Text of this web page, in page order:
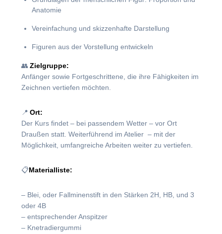
Anatomie
Vereinfachung und skizzenhafte Darstellung
Figuren aus der Vorstellung entwickeln
👥 Zielgruppe:
Anfänger sowie Fortgeschrittene, die ihre Fähigkeiten im
Zeichnen vertiefen möchten.
📍 Ort:
Der Kurs findet – bei passendem Wetter – vor Ort
Draußen statt. Weiterführend im Atelier – mit der
Möglichkeit, umfangreiche Arbeiten weiter zu vertiefen.
📋Materialliste:
– Blei, oder Fallminenstift in den Stärken 2H, HB, und 3
oder 4B
– entsprechender Anspitzer
– Knetradiergummi